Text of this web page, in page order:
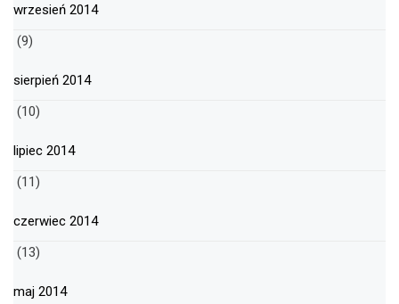
wrzesień 2014
(9)
sierpień 2014
(10)
lipiec 2014
(11)
czerwiec 2014
(13)
maj 2014